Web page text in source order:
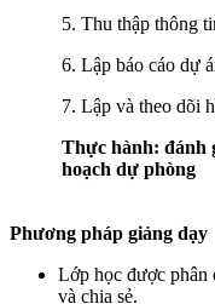
5. Thu thập thông
6. Lập báo cáo dự
7. Lập và theo dõi
Thực hành: đánh
hoạch dự phòng
Phương pháp giảng dạy
Lớp học được phân
và chia sẻ.